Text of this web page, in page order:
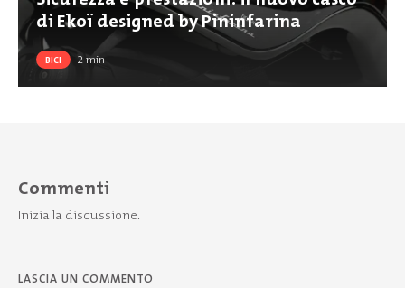
di Ekoï designed by Pininfarina
BICI 2min
Commenti
Inizia la discussione.
LASCIA UN COMMENTO